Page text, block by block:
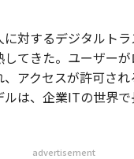
対するデジタルト
してきた。ユーザー
アクセスが許可さ
ルは、企業ITの世界
advertisement